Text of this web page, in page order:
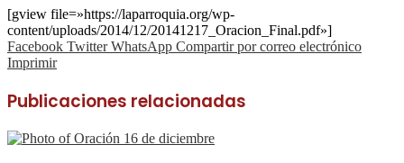
[gview file=»https://laparroquia.org/wp-
content/uploads/2014/12/20141217_Oracion_Final.pdf»]
Facebook Twitter WhatsApp Compartir por correo electrónico
Imprimir
Publicaciones relacionadas